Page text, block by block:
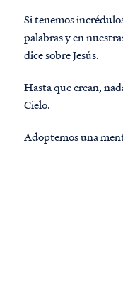
Si tenemos
palabras y en
dice sobre Jesús.
Hasta que crean,
Cielo.
Adoptemos una